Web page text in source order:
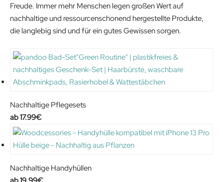
Freude. Immer mehr Menschen legen großen Wert auf
nachhaltige und ressourcenschonend hergestellte Produkte,
die langlebig sind und für ein gutes Gewissen sorgen.
Nachhaltige Pflegesets
17.99€
Nachhaltige Handyhüllen